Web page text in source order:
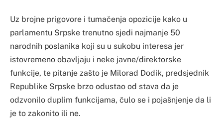
Uz brojne prigovore i tumačenja opozicije kako u
parlamentu Srpske trenutno sjedi najmanje 50
narodnih poslanika koji su u sukobu interesa jer
istovremeno obavljaju i neke javne/direktorske
funkcije, te pitanje zašto je Milorad Dodik, predsjednik
Republike Srpske brzo odustao od stava da je
odzvonilo duplim funkcijama, čulo se i pojašnjenje da li
je to zakonito ili ne.